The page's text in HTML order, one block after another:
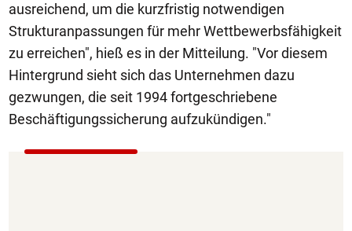
ausreichend, um die kurzfristig notwendigen
Strukturanpassungen für mehr Wettbewerbsfähigkeit
zu erreichen", hieß es in der Mitteilung. "Vor diesem
Hintergrund sieht sich das Unternehmen dazu
gezwungen, die seit 1994 fortgeschriebene
Beschäftigungssicherung aufzukündigen."